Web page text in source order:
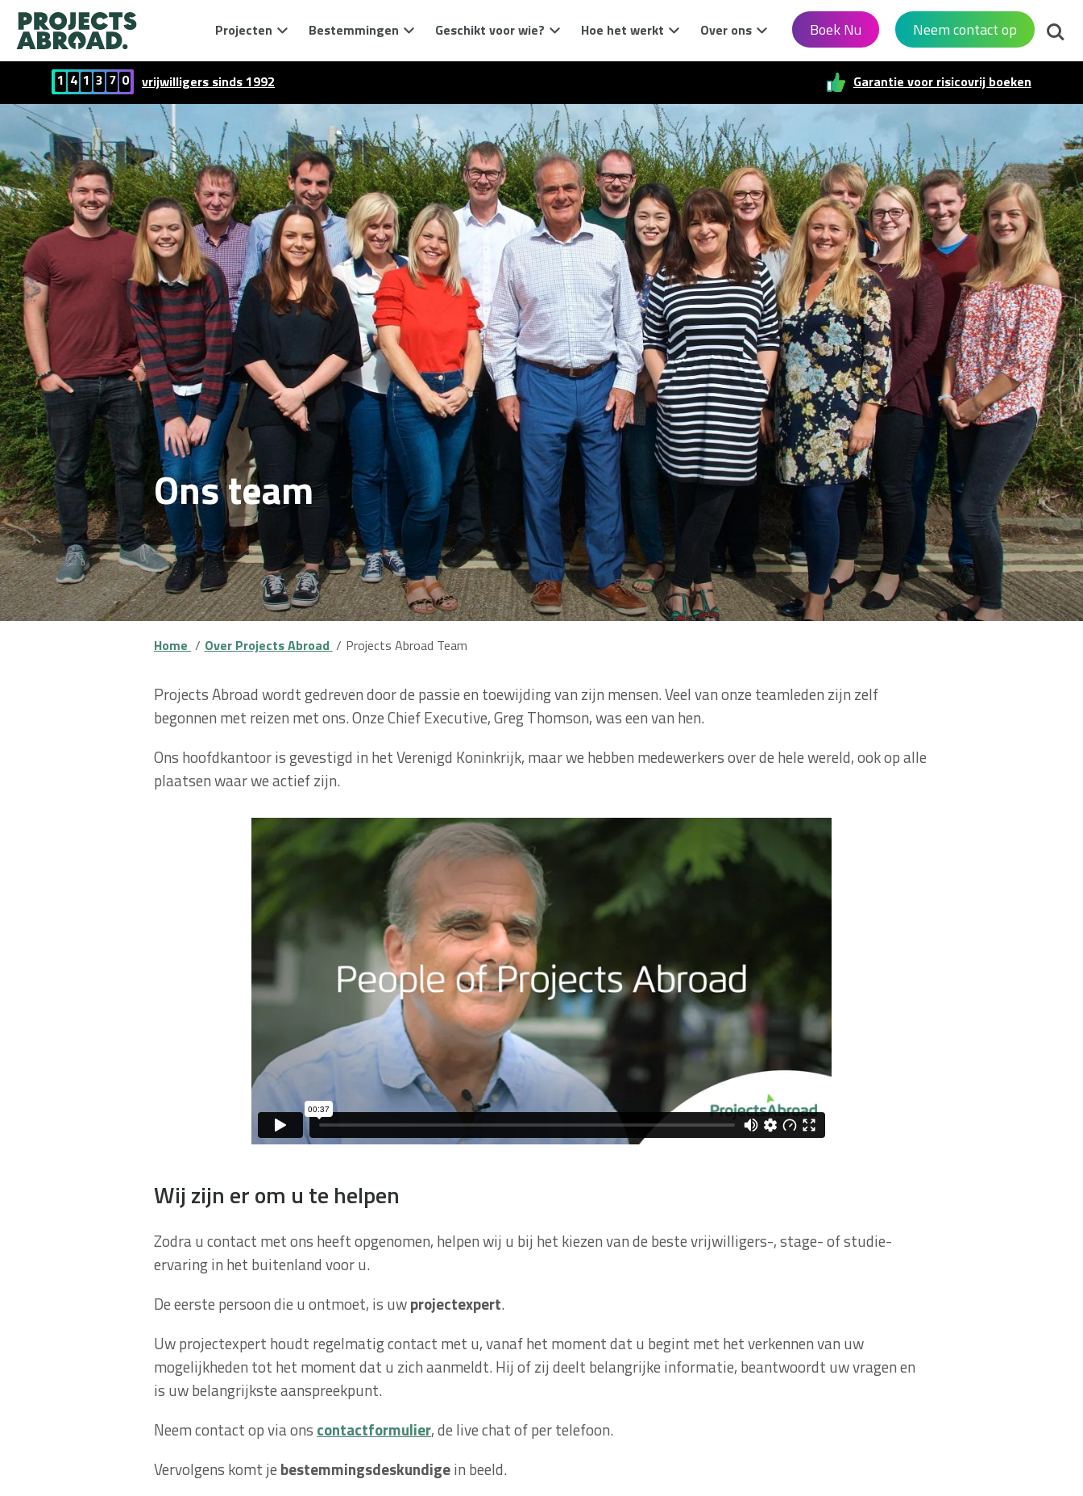
Projecten Bestemmingen Geschikt voor wie? Hoe het werkt Over ons Boek Nu Neem contact op Zoek
1 4 1 3 7 0 vrijwilligers sinds 1992 Garantie voor risicovrij boeken
Ons team
Home Over Projects Abroad Projects Abroad Team
Projects Abroad wordt gedreven door de passie en toewijding van zijn mensen. Veel van onze teamleden zijn zelf
begonnen met reizen met ons. Onze Chief Executive, Greg Thomson, was een van hen.
Ons hoofdkantoor is gevestigd in het Verenigd Koninkrijk, maar we hebben medewerkers over de hele wereld, ook op alle
plaatsen waar we actief zijn.
Wij zijn er om u te helpen
Zodra u contact met ons heeft opgenomen, helpen wij u bij het kiezen van de beste vrijwilligers-, stage- of studie-
ervaring in het buitenland voor u.
De eerste persoon die u ontmoet, is uwprojectexpert.
Uw projectexpert houdt regelmatig contact met u, vanaf het moment dat u begint met het verkennen van uw
mogelijkheden tot het moment dat u zich aanmeldt. Hij of zij deelt belangrijke informatie, beantwoordt uw vragen en
is uw belangrijkste aanspreekpunt.
Neem contact op via ons contactformulier, de live chat of per telefoon.
Vervolgens komt je bestemmingsdeskundigein beeld.